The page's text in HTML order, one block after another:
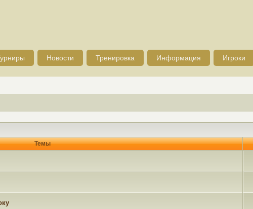
Новости Тренировка Информация Игроки
Темы